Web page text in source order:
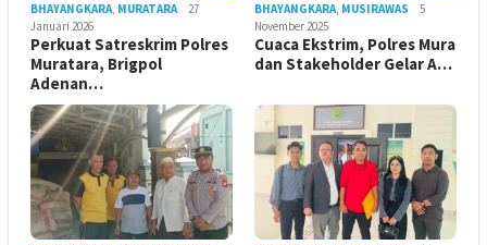
BHAYANGKARA, MURATARA
27
Januari 2026
Perkuat Satreskrim Polres
Muratara, Brigpol
Adenan…
BHAYANGKARA, MUSIRAWAS
5
November 2025
Cuaca Ekstrim, Polres Mura
dan Stakeholder Gelar A…